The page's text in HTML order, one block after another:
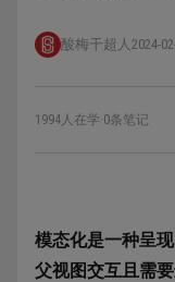
酸梅干超人 2024-
1994人在学·0条笔记
模态化是一种呈
父视图交互且需